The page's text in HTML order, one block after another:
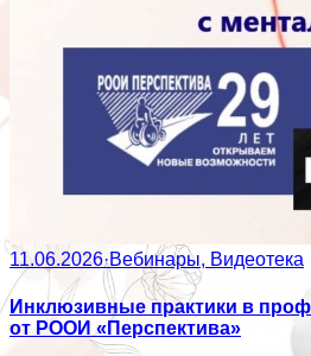
11.06.2026·Вебинары, Видеотека
Инклюзивные практики в
от РООИ «Перспектива»